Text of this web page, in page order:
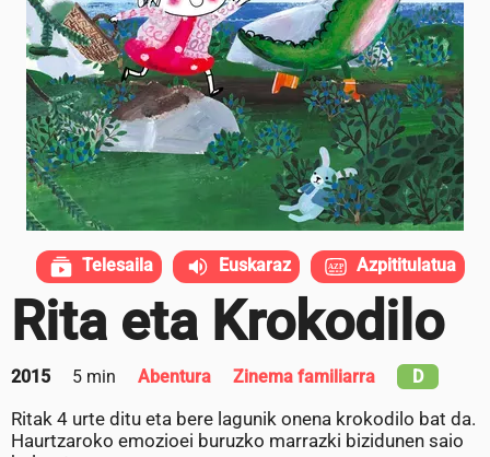
Rita eta Krokodilo
2015 5 min Abentura Zinema familiarra D
Ritak 4 urte ditu eta bere lagunik onena krokodilo bat da.
Haurtzaroko emozioei buruzko marrazki bizidunen saio
Telesaila Euskaraz Azpititulatua